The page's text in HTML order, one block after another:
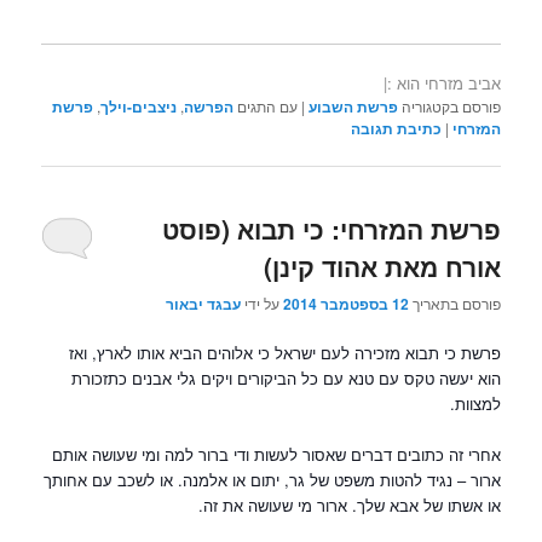
אביב מזרחי הוא :|
פורסם בקטגוריה פרשת השבוע |עם התגים הפרשה,ניצבים-וילך,פרשת
המזרחי | כתיבת תגובה
פרשת המזרחי: כי תבוא (פוסט
אורח מאת אהוד קינן)
פורסם בתאריך12 בספטמבר 2014 על ידיעבגד יבאור
פרשת כי תבוא מזכירה לעם ישראל כי אלוהים הביא אותו לארץ, ואז
הוא יעשה טקס עם טנא עם כל הביקורים ויקים גלי אבנים כתזכורת
למצוות.
אחרי זה כתובים דברים שאסור לעשות ודי ברור למה ומי שעושה אותם
ארור – נגיד להטות משפט של גר, יתום או אלמנה. או לשכב עם אחותך
או אשתו של אבא שלך. ארור מי שעושה את זה.